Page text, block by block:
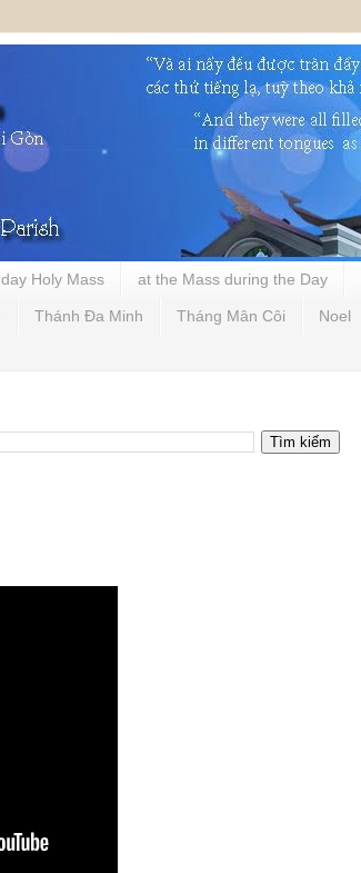
Holy Mass at the Mass during the Day
Thánh Đa Minh Tháng Mân Côi Noel